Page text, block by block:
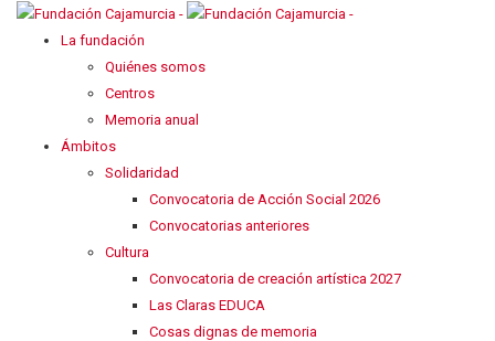
La fundación
Quiénes somos
Centros
Memoria anual
Ámbitos
Solidaridad
Convocatoria de Acción Social 2026
Convocatorias anteriores
Cultura
Convocatoria de creación artística 2027
Las Claras EDUCA
Cosas dignas de memoria